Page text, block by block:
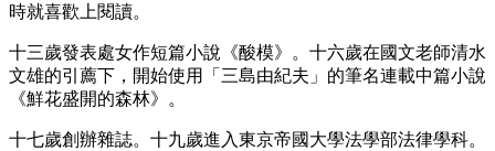
時就喜歡上閱讀。
十三歲發表處女作短篇小說《酸模》。十六歲在國文老師清水
文雄的引薦下，開始使用「三島由紀夫」的筆名連載中篇小說
《鮮花盛開的森林》。
十七歲創辦雜誌。十九歲進入東京帝國大學法學部法律學科。